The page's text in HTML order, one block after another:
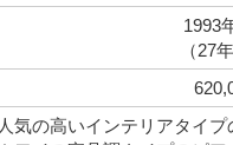
1993
（27
人気の高いインテリアタイ